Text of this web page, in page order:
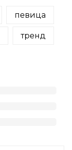
певица
тренд